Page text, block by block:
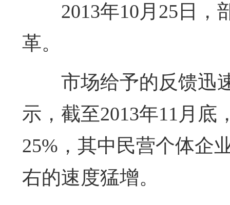
2013年10月25日
革。
市场给予的反馈迅
示，截至2013年11月底
25%，其中民营个体企
右的速度猛增。